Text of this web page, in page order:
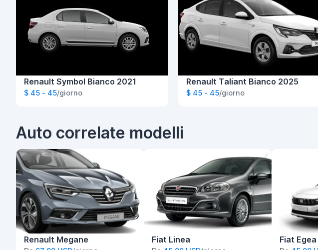
Renault Symbol Bianco 2021
$ 45 - 45/giorno
Renault Taliant Bianco 2025
$ 45 - 45/giorno
Auto correlate modelli
Renault Megane Fiat Linea Fiat Egea